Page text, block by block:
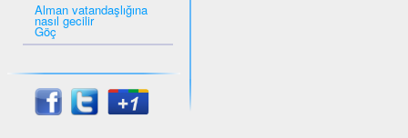
Alman vatandaşlığına
nasıl gecilir
Göç